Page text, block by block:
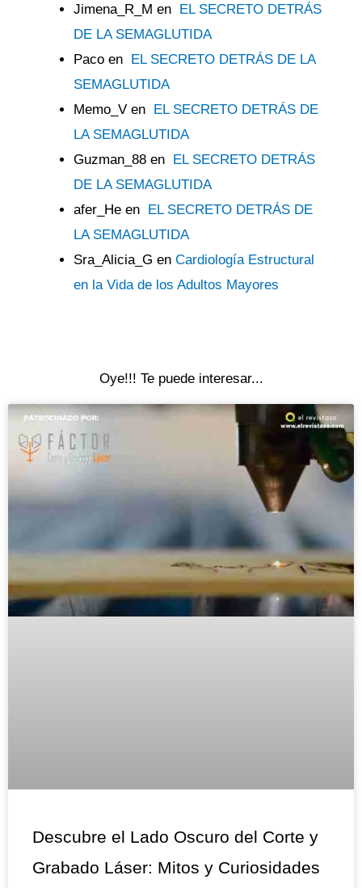
Jimena_R_M en EL SECRETO DETRÁS
DE LA SEMAGLUTIDA
Paco en EL SECRETO DETRÁS DE LA
SEMAGLUTIDA
Memo_V en EL SECRETO DETRÁS DE
LA SEMAGLUTIDA
Guzman_88 en EL SECRETO DETRÁS
DE LA SEMAGLUTIDA
afer_He en EL SECRETO DETRÁS DE
LA SEMAGLUTIDA
Sra_Alicia_G en Cardiología Estructural
en la Vida de los Adultos Mayores
Oye!!! Te puede interesar...
Descubre el Lado Oscuro del Corte y
Grabado Láser: Mitos y Curiosidades